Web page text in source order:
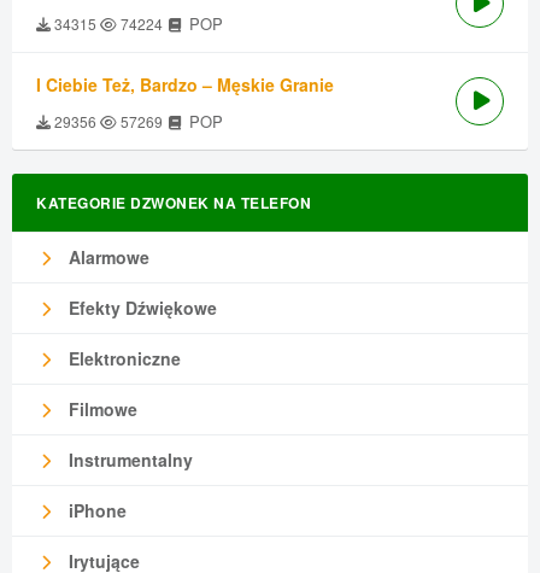
34315 74224 POP
I Ciebie Też, Bardzo – Męskie Granie
29356 57269 POP
KATEGORIE DZWONEK NA TELEFON
Alarmowe
Efekty Dźwiękowe
Elektroniczne
Filmowe
Instrumentalny
iPhone
Irytujące